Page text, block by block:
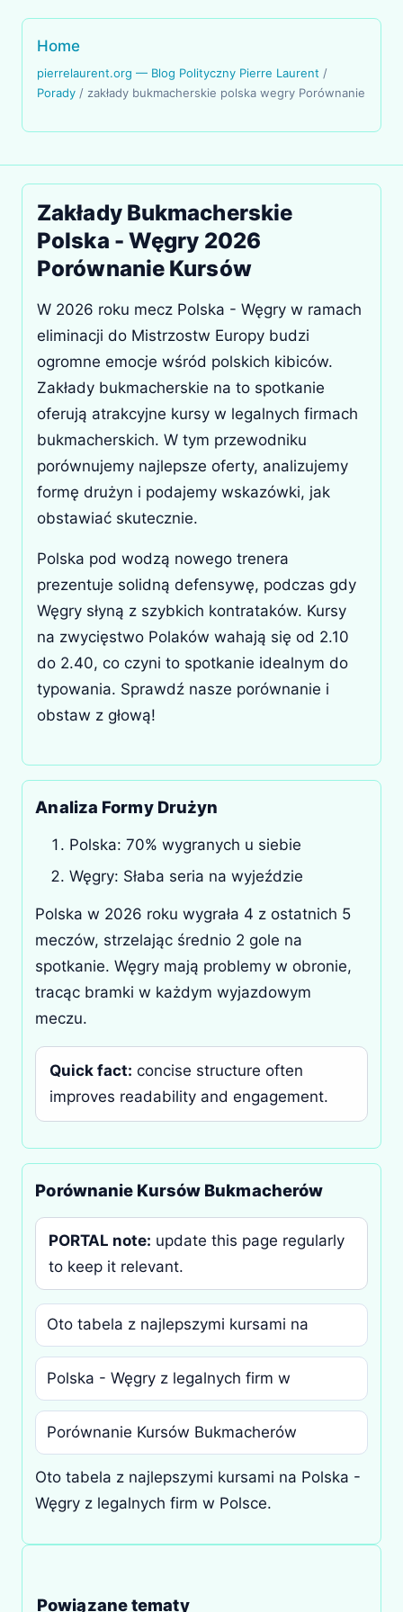
Home
pierrelaurent.org — Blog Polityczny Pierre Laurent /
Porady / zakłady bukmacherskie polska wegry Porównanie
Zakłady Bukmacherskie
Polska - Węgry 2026
Porównanie Kursów
W 2026 roku mecz Polska - Węgry w ramach
eliminacji do Mistrzostw Europy budzi
ogromne emocje wśród polskich kibiców.
Zakłady bukmacherskie na to spotkanie
oferują atrakcyjne kursy w legalnych firmach
bukmacherskich. W tym przewodniku
porównujemy najlepsze oferty, analizujemy
formę drużyn i podajemy wskazówki, jak
obstawiać skutecznie.
Polska pod wodzą nowego trenera
prezentuje solidną defensywę, podczas gdy
Węgry słyną z szybkich kontrataków. Kursy
na zwycięstwo Polaków wahają się od 2.10
do 2.40, co czyni to spotkanie idealnym do
typowania. Sprawdź nasze porównanie i
obstaw z głową!
Analiza Formy Drużyn
Polska: 70% wygranych u siebie
Węgry: Słaba seria na wyjeździe
Polska w 2026 roku wygrała 4 z ostatnich 5
meczów, strzelając średnio 2 gole na
spotkanie. Węgry mają problemy w obronie,
tracąc bramki w każdym wyjazdowym
meczu.
Quick fact: concise structure often
improves readability and engagement.
Porównanie Kursów Bukmacherów
PORTAL note: update this page regularly
to keep it relevant.
Oto tabela z najlepszymi kursami na
Polska - Węgry z legalnych firm w
Porównanie Kursów Bukmacherów
Oto tabela z najlepszymi kursami na Polska -
Węgry z legalnych firm w Polsce.
Powiązane tematy